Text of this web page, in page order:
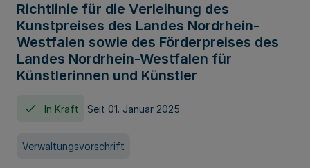
Richtlinie für die Verleihung des
Kunstpreises des Landes Nordrhein-
Westfalen sowie des Förderpreises des
Landes Nordrhein-Westfalen für
Künstlerinnen und Künstler
In Kraft Seit 01. Januar 2025
Verwaltungsvorschrift